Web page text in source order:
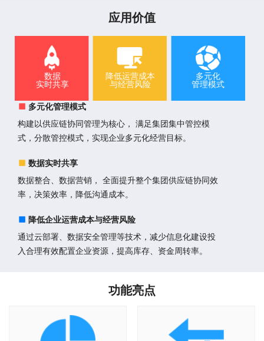
应用价值
数据
实时共享
降低运营成本
与经营风险
多元化
管理模式
多元化管理模式
构建以供应链协同管理为核心， 满足集团集中管控模
式，分散管控模式，实现企业多元化经营目标。
数据实时共享
数据整合、数据营销， 全面提升整个集团供应链协同效
率，决策效率，降低沟通成本。
降低企业运营成本与经营风险
通过云部署、数据安全管理等技术，减少信息化建设投
入合理有效配置企业资源，提高库存、资金周转率。
功能亮点